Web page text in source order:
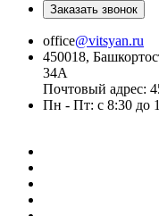
Заказать звонок
office@vitsyan.ru
450018,
34А
Почтовый адрес:
Пн - Пт: с 8:30 до